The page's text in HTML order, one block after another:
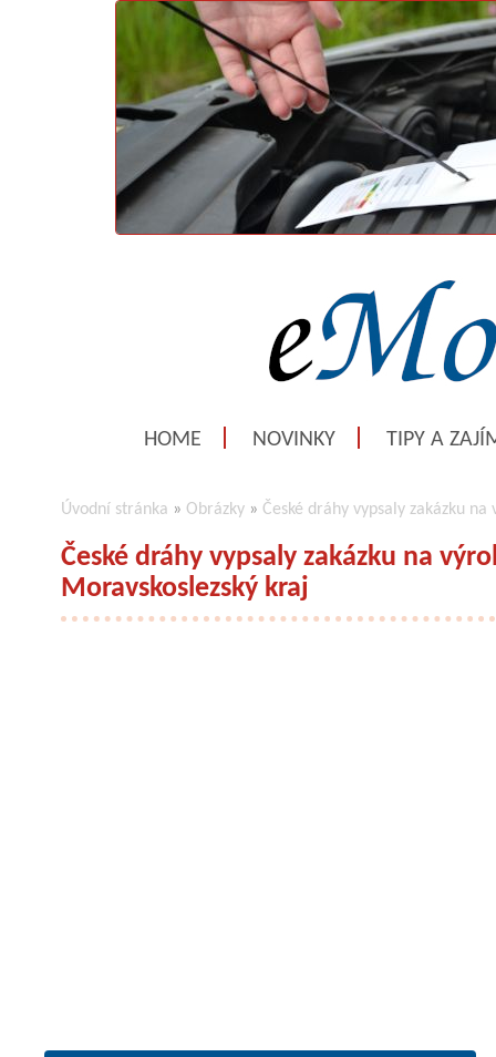
HOME NOVINKY TIPY A
Úvodní stránka » Obrázky » České dráhy vypsaly zakázku
České dráhy vypsaly zakázku na
Moravskoslezský kraj